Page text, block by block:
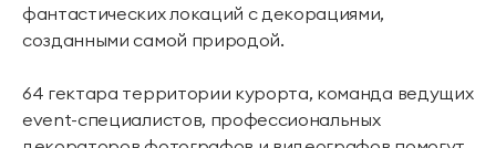
фантастических локаций с декорациями,
созданными самой природой.
64 гектара территории курорта, команда ведущих
event-специалистов, профессиональных